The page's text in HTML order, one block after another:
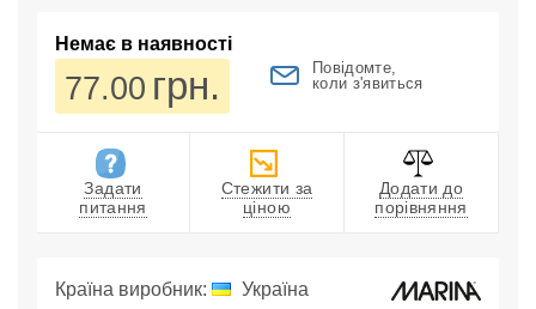
Немає в наявності
77.00 грн.
Повідомте,
коли з'явиться
Задати
питання
Стежити за
ціною
Додати до
порівняння
Країна виробник:
Україна